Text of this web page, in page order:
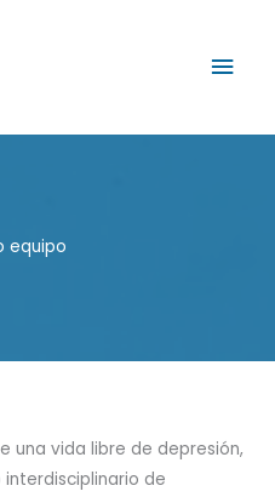
equipo
una vida libre de depresión,
interdisciplinario de